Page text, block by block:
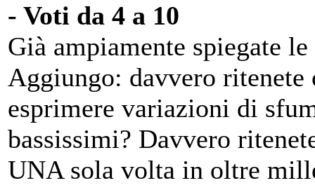
- Voti da 4 a 10
Già ampiamente spiegate
Aggiungo: davvero ritenete
esprimere variazioni di
bassissimi? Davvero
UNA sola volta in oltre